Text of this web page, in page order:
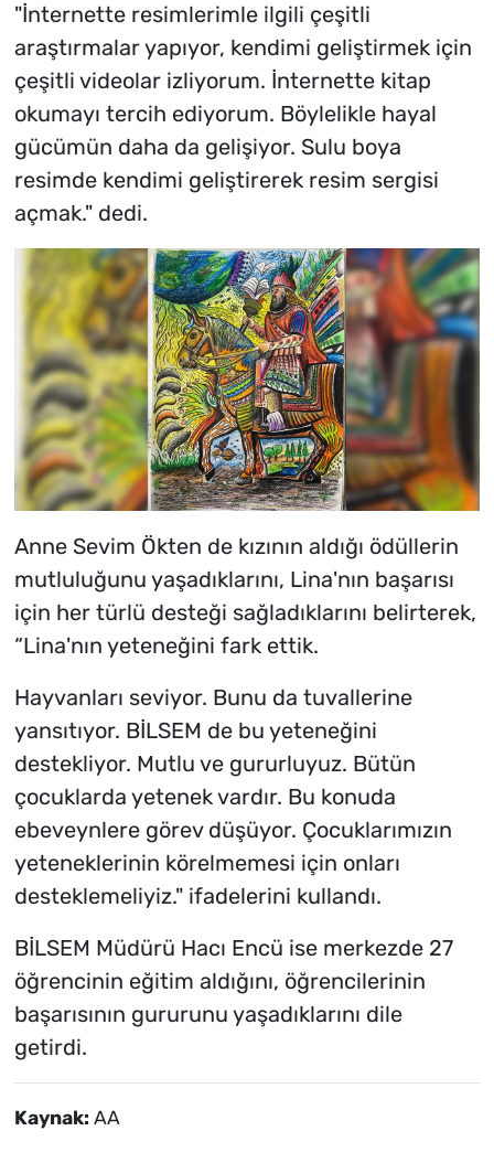
"İnternette resimlerimle ilgili çeşitli
araştırmalar yapıyor, kendimi geliştirmek için
çeşitli videolar izliyorum. İnternette kitap
okumayı tercih ediyorum. Böylelikle hayal
gücümün daha da gelişiyor. Sulu boya
resimde kendimi geliştirerek resim sergisi
açmak." dedi.
Anne Sevim Ökten de kızının aldığı ödüllerin
mutluluğunu yaşadıklarını, Lina'nın başarısı
için her türlü desteği sağladıklarını belirterek,
“Lina'nın yeteneğini fark ettik.
Hayvanları seviyor. Bunu da tuvallerine
yansıtıyor. BİLSEM de bu yeteneğini
destekliyor. Mutlu ve gururluyuz. Bütün
çocuklarda yetenek vardır. Bu konuda
ebeveynlere görev düşüyor. Çocuklarımızın
yeteneklerinin körelmemesi için onları
desteklemeliyiz." ifadelerini kullandı.
BİLSEM Müdürü Hacı Encü ise merkezde 27
öğrencinin eğitim aldığını, öğrencilerinin
başarısının gururunu yaşadıklarını dile
getirdi.
Kaynak: AA